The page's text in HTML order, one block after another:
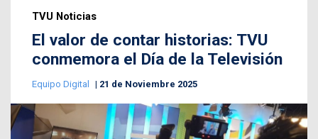
TVU Noticias
El valor de contar historias: TVU
conmemora el Día de la Televisión
Equipo Digital 21 de Noviembre 2025